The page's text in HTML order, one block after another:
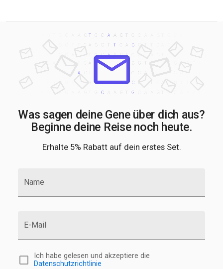
Was sagen deine Gene über dich aus?
Beginne deine Reise noch heute.
Erhalte 5% Rabatt auf dein erstes Set.
Name
E-Mail
Ich habe gelesen und akzeptiere die
Datenschutzrichtlinie